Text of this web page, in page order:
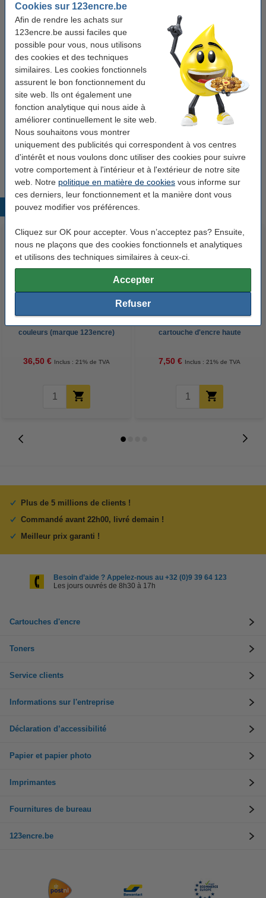
Cookies sur 123encre.be
Afin de rendre les achats sur
123encre.be aussi faciles que
possible pour vous, nous utilisons
des cookies et des techniques
similaires. Les cookies fonctionnels
assurent le bon fonctionnement du
site web. Ils ont également une
fonction analytique qui nous aide à
améliorer continuellement le site web.
Nous souhaitons vous montrer
uniquement des publicités qui correspondent à vos centres
d'intérêt et nous voulons donc utiliser des cookies pour suivre
votre comportement à l'intérieur et à l'extérieur de notre site
web. Notre politique en matière de cookies vous informe sur
ces derniers, leur fonctionnement et la manière dont vous
pouvez modifier vos préférences.
Cliquez sur OK pour accepter. Vous n’acceptez pas? Ensuite,
nous ne plaçons que des cookies fonctionnels et analytiques
et utilisons des techniques similaires à ceux-ci.
Accepter
Refuser
Version: standard
Capacité: ± 3.500 pages
Marque: 123encre
Code EAN: 5397124009084
Code: 013R00621
Astuce
Nous vous conseillons de choisir ce toner (la marque 123encre) au
lieu de la version Xerox.
Produits populaires
Epson T1285 multipack noir + 3
couleurs (marque 123encre)
36,50 € Inclus : 21% de TVA
Canon PGI-550PGBK XL
cartouche d'encre haute
noir
7,50 € Inclus : 21% de TVA
Plus de 5 millions de clients !
Commandé avant 22h00, livré demain !
Meilleur prix garanti !
Besoin d’aide ? Appelez-nous au +32 (0)9 39 64 123
Les jours ouvrés de 8h30 à 17h
Cartouches d'encre
Toners
Service clients
Informations sur l'entreprise
Déclaration d’accessibilité
Papier et papier photo
Imprimantes
Fournitures de bureau
123encre.be